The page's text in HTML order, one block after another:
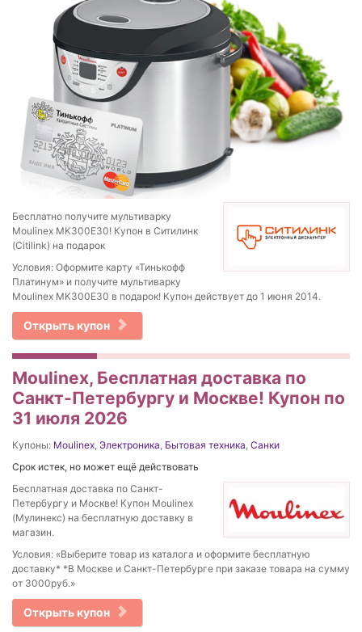
Бесплатно получите мультиварку
Moulinex MK300E30! Купон в Ситилинк
(Citilink) на подарок
Условия: Оформите карту «Тинькофф
Платинум» и получите мультиварку
Moulinex MK300E30 в подарок! Купон действует до 1 июня 2014.
Открыть купон
Moulinex, Бесплатная доставка по
Санкт-Петербургу и Москве! Купон по
31 июля 2026
Купоны: Moulinex, Электроника, Бытовая техника, Санки
Срок истек, но может ещё действовать
Бесплатная доставка по Санкт-
Петербургу и Москве! Купон Moulinex
(Мулинекс) на бесплатную доставку в
магазин.
Условия: «Выберите товар из каталога и оформите бесплатную
доставку* *В Москве и Санкт-Петербурге при заказе товара на сумму
от 3000руб.»
Открыть купон